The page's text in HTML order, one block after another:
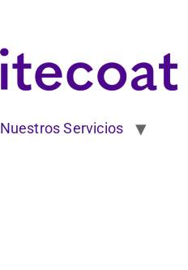
Nuestros Servicios